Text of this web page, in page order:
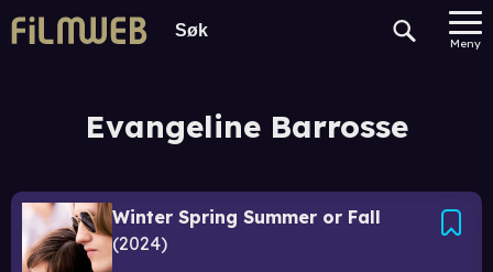
Meny
Evangeline Barrosse
Winter Spring Summer or Fall
2024